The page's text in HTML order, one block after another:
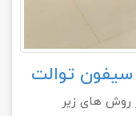
توالت
روش های زیر